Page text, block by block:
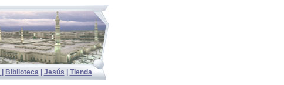
Biblioteca| Jesús Tienda